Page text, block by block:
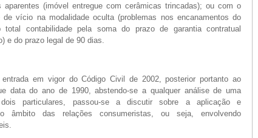
(imóvel entregue com cerâmicas trincadas); ou com o
vício na modalidade oculta (problemas nos encanamentos do
contabilidade pela soma do prazo de garantia contratual
e do prazo legal de 90 dias.
em vigor do Código Civil de 2002, posterior portanto ao
data do ano de 1990, abstendo-se a qualquer análise de uma
particulares, passou-se a discutir sobre a aplicação e
âmbito das relações consumeristas, ou seja, envolvendo